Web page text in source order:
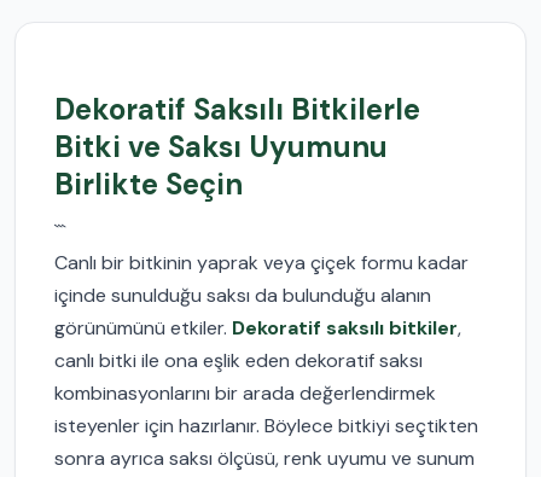
Dekoratif Saksılı Bitkilerle
Bitki ve Saksı Uyumunu
Birlikte Seçin
```
Canlı bir bitkinin yaprak veya çiçek formu kadar
içinde sunulduğu saksı da bulunduğu alanın
görünümünü etkiler. Dekoratif saksılı bitkiler,
canlı bitki ile ona eşlik eden dekoratif saksı
kombinasyonlarını bir arada değerlendirmek
isteyenler için hazırlanır. Böylece bitkiyi seçtikten
sonra ayrıca saksı ölçüsü, renk uyumu ve sunum